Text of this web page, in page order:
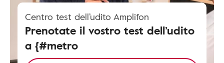
Centro test dell’udito Amplifon
Prenotate il vostro test dell’udito
a {#metro